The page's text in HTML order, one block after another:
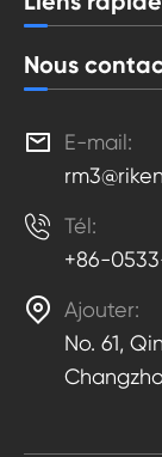
Nous

E-mail:
 Tél:
+86-
 Ajouter:
No. 61,